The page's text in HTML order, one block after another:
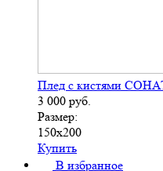
Плед с кистями
3 000 руб.
Размер:
150х200
Купить
В избранное